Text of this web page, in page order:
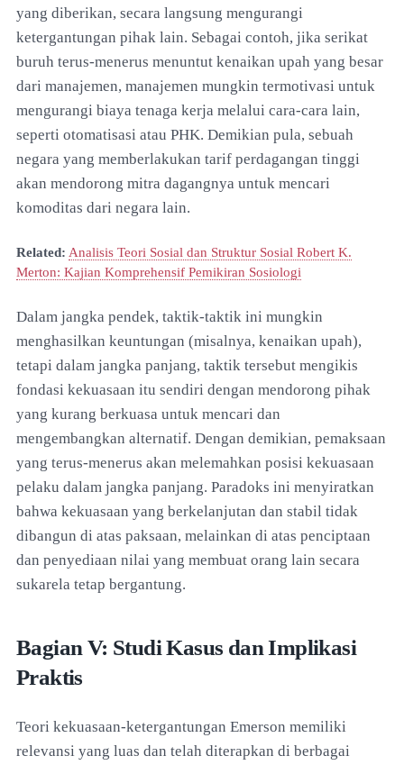
yang diberikan, secara langsung mengurangi
ketergantungan pihak lain. Sebagai contoh, jika serikat
buruh terus-menerus menuntut kenaikan upah yang besar
dari manajemen, manajemen mungkin termotivasi untuk
mengurangi biaya tenaga kerja melalui cara-cara lain,
seperti otomatisasi atau PHK. Demikian pula, sebuah
negara yang memberlakukan tarif perdagangan tinggi
akan mendorong mitra dagangnya untuk mencari
komoditas dari negara lain.
Related: Analisis Teori Sosial dan Struktur Sosial Robert K.
Merton: Kajian Komprehensif Pemikiran Sosiologi
Dalam jangka pendek, taktik-taktik ini mungkin
menghasilkan keuntungan (misalnya, kenaikan upah),
tetapi dalam jangka panjang, taktik tersebut mengikis
fondasi kekuasaan itu sendiri dengan mendorong pihak
yang kurang berkuasa untuk mencari dan
mengembangkan alternatif. Dengan demikian, pemaksaan
yang terus-menerus akan melemahkan posisi kekuasaan
pelaku dalam jangka panjang. Paradoks ini menyiratkan
bahwa kekuasaan yang berkelanjutan dan stabil tidak
dibangun di atas paksaan, melainkan di atas penciptaan
dan penyediaan nilai yang membuat orang lain secara
sukarela tetap bergantung.
Bagian V: Studi Kasus dan Implikasi
Praktis
Teori kekuasaan-ketergantungan Emerson memiliki
relevansi yang luas dan telah diterapkan di berbagai